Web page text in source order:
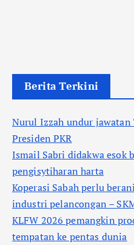
Berita Terkini
Nurul Izzah undur jawatan
Presiden PKR
Ismail Sabri didakwa esok
pengisytiharan harta
Koperasi Sabah perlu
industri pelancongan –
KLFW 2026 pemangkin
tempatan ke pentas dunia